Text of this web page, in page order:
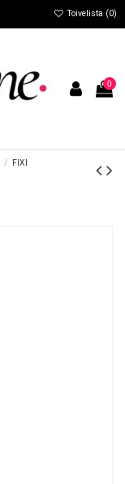
Toivelista (0)
0
FIXI